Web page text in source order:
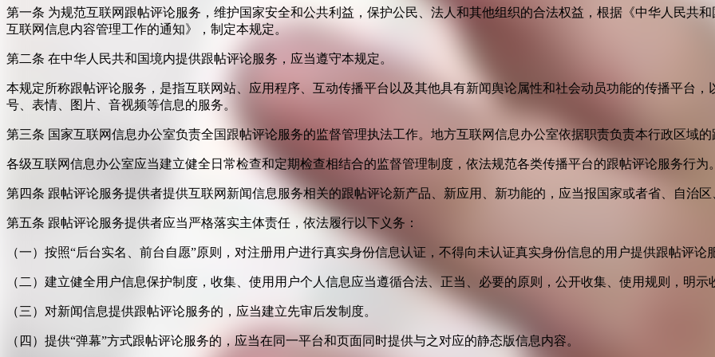
第一条 为规范互联网跟帖评论服务，维护国家安全和公共利益，保护公民、法人和其他组织的合法权益，根据《中华人民共
互联网信息内容管理工作的通知》，制定本规定。
第二条 在中华人民共和国境内提供跟帖评论服务，应当遵守本规定。
本规定所称跟帖评论服务，是指互联网站、应用程序、互动传播平台以及其他具有新闻舆论属性和社会动员功能的传播平台
号、表情、图片、音视频等信息的服务。
第三条 国家互联网信息办公室负责全国跟帖评论服务的监督管理执法工作。地方互联网信息办公室依据职责负责本行政区域
各级互联网信息办公室应当建立健全日常检查和定期检查相结合的监督管理制度，依法规范各类传播平台的跟帖评论服务行为
第四条 跟帖评论服务提供者提供互联网新闻信息服务相关的跟帖评论新产品、新应用、新功能的，应当报国家或者省、自治
第五条 跟帖评论服务提供者应当严格落实主体责任，依法履行以下义务：
（一）按照“后台实名、前台自愿”原则，对注册用户进行真实身份信息认证，不得向未认证真实身份信息的用户提供跟帖评论
（二）建立健全用户信息保护制度，收集、使用用户个人信息应当遵循合法、正当、必要的原则，公开收集、使用规则，明
（三）对新闻信息提供跟帖评论服务的，应当建立先审后发制度。
（四）提供“弹幕”方式跟帖评论服务的，应当在同一平台和页面同时提供与之对应的静态版信息内容。